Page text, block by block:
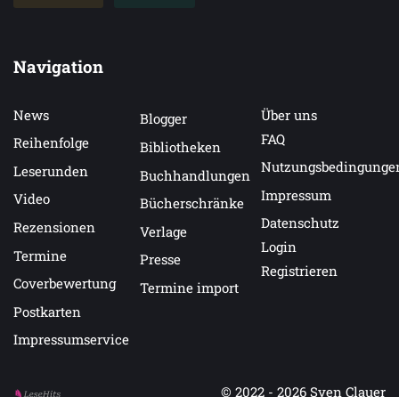
Navigation
News
Reihenfolge
Leserunden
Video
Rezensionen
Termine
Coverbewertung
Postkarten
Impressumservice
Blogger
Bibliotheken
Buchhandlungen
Bücherschränke
Verlage
Presse
Termine import
Über uns
FAQ
Impressum
Datenschutz
Login
Registrieren
© 2022 - 2026 Sven Clauer